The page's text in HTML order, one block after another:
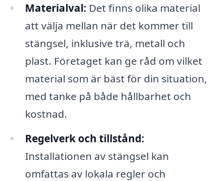
Materialval: Det finns olika material
att välja mellan när det kommer till
stängsel, inklusive trä, metall och
plast. Företaget kan ge råd om vilket
material som är bäst för din situation,
med tanke på både hållbarhet och
kostnad.
Regelverk och tillstånd:
Installationen av stängsel kan
omfattas av lokala regler och